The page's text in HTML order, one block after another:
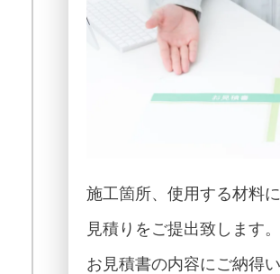
施工箇所、使用する材料
見積りをご提出致します。
お見積書の内容にご納得